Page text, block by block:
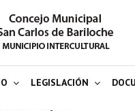
LEGISLACIÓN